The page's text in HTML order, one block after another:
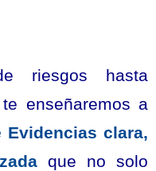
riesgos hasta
enseñaremos a
Evidencias clara,
que no solo